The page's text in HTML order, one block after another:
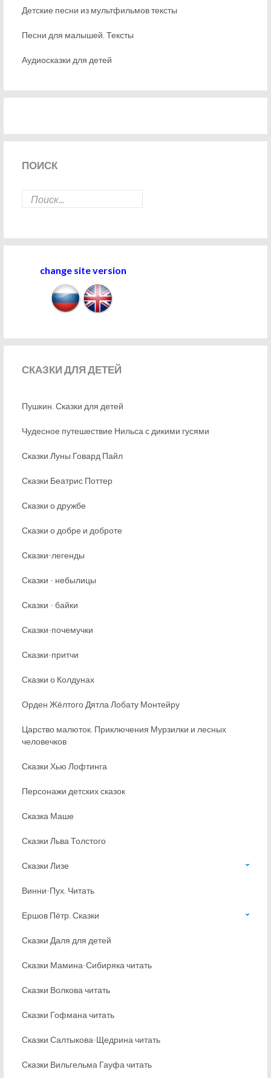
Детские песни из мультфильмов тексты
Песни для малышей. Тексты
Аудиосказки для детей
ПОИСК
change site version
СКАЗКИДЛЯ ДЕТЕЙ
Пушкин. Сказки для детей
Чудесное путешествие Нильса с дикими гусями
Сказки Луны Говард Пайл
Сказки Беатрис Поттер
Сказки о дружбе
Сказки о добре и доброте
Сказки-легенды
Сказки - небылицы
Сказки - байки
Сказки-почемучки
Сказки-притчи
Сказки о Колдунах
Орден Жёлтого Дятла Лобату Монтейру
Царство малюток. Приключения Мурзилки и лесных
человечков
Сказки Хью Лофтинга
Персонажи детских сказок
Сказка Маше
Сказки Льва Толстого
Сказки Лизе
Винни-Пух. Читать
Ершов Пётр. Сказки
Сказки Даля для детей
Сказки Мамина-Сибиряка читать
Сказки Волкова читать
Сказки Гофмана читать
Сказки Салтыкова-Щедрина читать
Сказки Вильгельма Гауфа читать